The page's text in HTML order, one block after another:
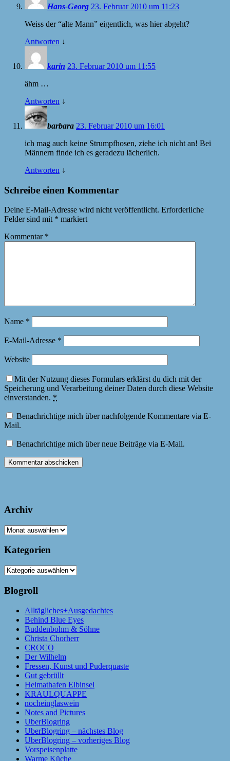
Hans-Georg 23. Februar 2010 um 11:23
Weiss der “alte Mann” eigentlich, was hier abgeht?
Antworten ↓
karin 23. Februar 2010 um 11:55
ähm …
Antworten ↓
barbara 23. Februar 2010 um 16:01
ich mag auch keine Strumpfhosen, ziehe ich nicht an! Bei
Männern finde ich es geradezu lächerlich.
Antworten ↓
Schreibe einen Kommentar
Deine E-Mail-Adresse wird nicht veröffentlicht. Erforderliche
Felder sind mit * markiert
Kommentar *
Name *
E-Mail-Adresse *
Website
Mit der Nutzung dieses Formulars erklärst du dich mit der
Speicherung und Verarbeitung deiner Daten durch diese Website
einverstanden. *
Benachrichtige mich über nachfolgende Kommentare via E-
Mail.
Benachrichtige mich über neue Beiträge via E-Mail.
Archiv
Archiv
Kategorien
Kategorien
Blogroll
Alltägliches+Ausgedachtes
Behind Blue Eyes
Buddenbohm & Söhne
Christa Chorherr
CROCO
Der Wilhelm
Fressen, Kunst und Puderquaste
Gut gebrüllt
Heimathafen Elbinsel
KRAULQUAPPE
nocheinglaswein
Notes and Pictures
UberBlogring
UberBlogring – nächstes Blog
UberBlogring – vorheriges Blog
Vorspeisenplatte
Warme Küche